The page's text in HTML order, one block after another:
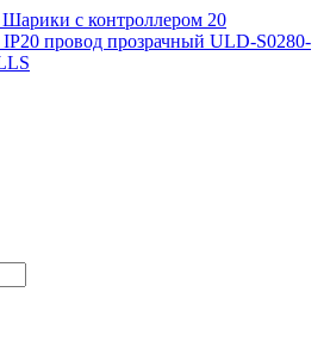
Шарики с контроллером 20
провод прозрачный ULD-S0280-